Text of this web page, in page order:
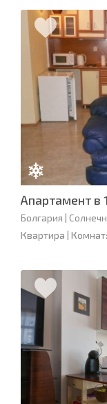
Апартамент в
Болгария |
Квартира | Комнат: